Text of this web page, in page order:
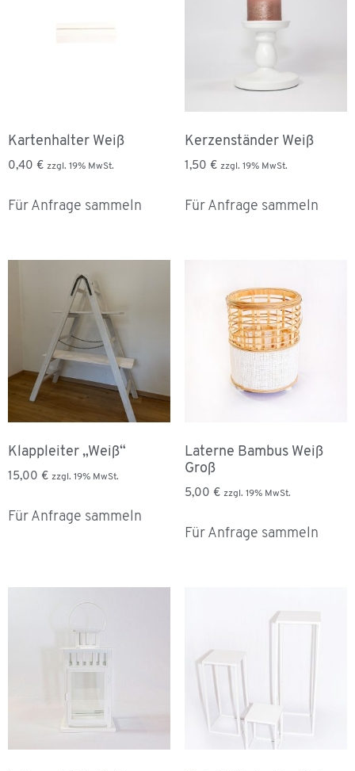
Kartenhalter Weiß
0,40 € zzgl. 19% MwSt.
Für Anfrage sammeln
Kerzenständer Weiß
1,50 € zzgl. 19% MwSt.
Für Anfrage sammeln
Klappleiter „Weiß“
15,00 € zzgl. 19% MwSt.
Für Anfrage sammeln
Laterne Bambus Weiß
Groß
5,00 € zzgl. 19% MwSt.
Für Anfrage sammeln